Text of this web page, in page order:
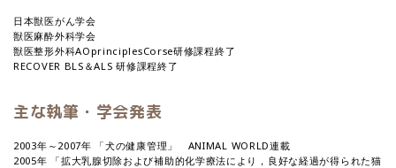
日本獣医がん学会
獣医麻酔外科学会
獣医整形外科AOprinciplesCorse研修課程終了
RECOVER BLS＆ALS 研修課程終了
主な執筆・学会発表
2003年～2007年 「犬の健康管理」 ANIMAL WORLD連載
2005年 「拡大乳腺切除および補助的化学療法により，良好な経過が得られた猫